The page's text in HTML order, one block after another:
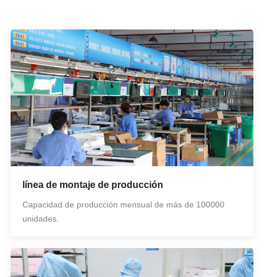
línea de montaje de producción
Capacidad de producción mensual de más de 100000
unidades.